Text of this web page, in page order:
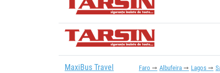
MaxiBus Travel Faro Albufeira Lagos